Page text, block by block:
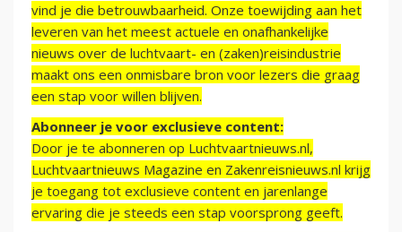
vind je die betrouwbaarheid. Onze toewijding aan het
leveren van het meest actuele en onafhankelijke
nieuws over de luchtvaart- en (zaken)reisindustrie
maakt ons een onmisbare bron voor lezers die graag
een stap voor willen blijven.
Abonneer je voor exclusieve content:
Door je te abonneren op Luchtvaartnieuws.nl,
Luchtvaartnieuws Magazine en Zakenreisnieuws.nl krijg
je toegang tot exclusieve content en jarenlange
ervaring die je steeds een stap voorsprong geeft.